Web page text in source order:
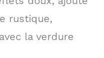
rustique,
la verdure